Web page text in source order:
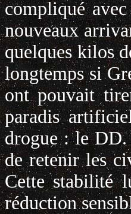
compliqué
nouveaux
quelques kilos
longtemps si
ont pouvait
paradis
drogue : le DD.
de retenir les
Cette stabilité
réduction